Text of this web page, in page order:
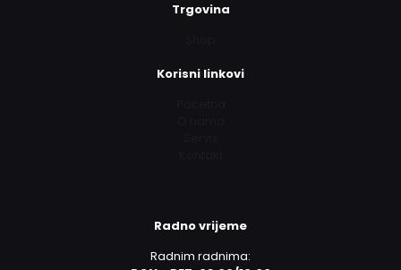
Trgovina
Korisni linkovi
Radno vrijeme
Radnim radnima: